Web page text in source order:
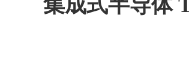
集成式半导体